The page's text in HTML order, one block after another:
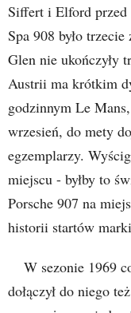
Siffert i Elford przed
Spa 908 było
Glen nie ukończyły
Austrii ma krótkim
godzinnym Le
wrzesień, do mety
egzemplarzy.
miejscu - byłby to
Porsche 907 na
historii startów
W sezonie 1969
dołączył do niego